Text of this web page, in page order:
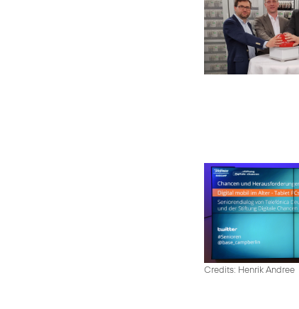
Credits: Henrik Andree